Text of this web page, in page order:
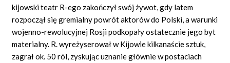
kijowski teatr R-ego zakończył swój żywot, gdy latem
rozpoczął się gremialny powrót aktorów do Polski, a warunki
wojenno-rewolucyjnej Rosji podkopały ostatecznie jego byt
materialny. R. wyreżyserował w Kijowie kilkanaście sztuk,
zagrał ok. 50 ról, zyskując uznanie głównie w postaciach